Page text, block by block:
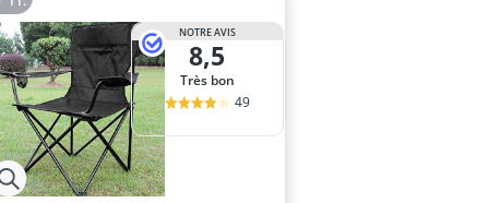
NOTRE AVIS
8,5
Très bon
49